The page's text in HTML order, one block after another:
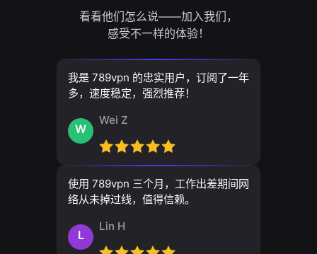
看看他们怎么说——加入我们，
感受不一样的体验！
我是 789vpn 的忠实用户，订阅了一年
多，速度稳定，强烈推荐！
W
Wei Z
使用 789vpn 三个月，工作出差期间网
络从未掉过线，值得信赖。
L
Lin H